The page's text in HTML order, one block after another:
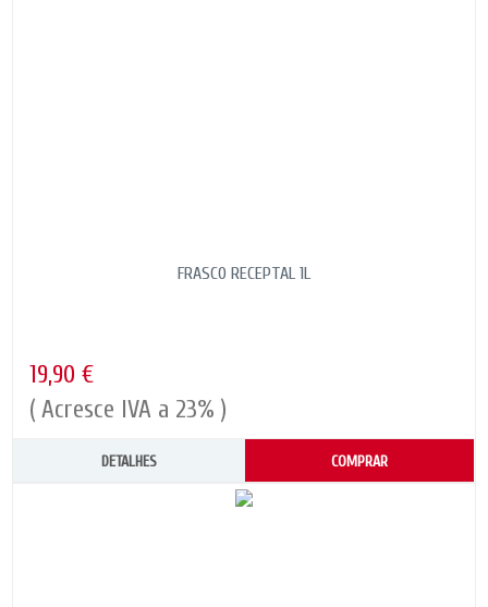
FRASCO RECEPTAL 1L
19,90 €
( Acresce IVA a 23% )
DETALHES COMPRAR